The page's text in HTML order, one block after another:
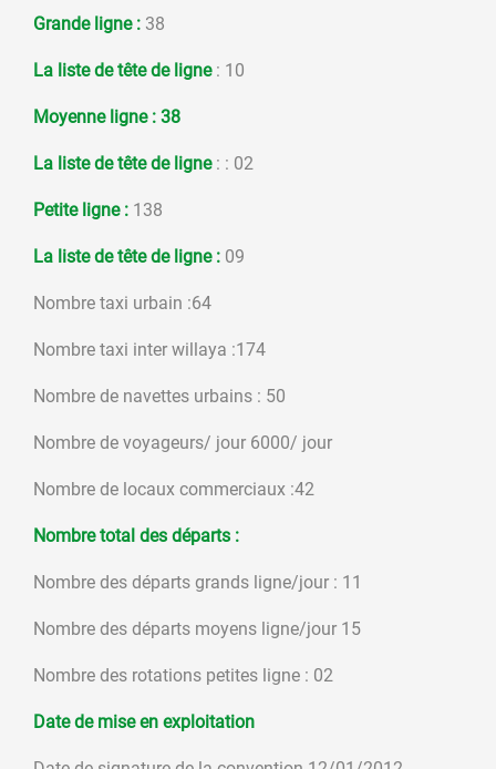
Grande ligne : 38
La liste de tête de ligne : 10
Moyenne ligne : 38
La liste de tête de ligne : : 02
Petite ligne : 138
La liste de tête de ligne : 09
Nombre taxi urbain :64
Nombre taxi inter willaya :174
Nombre de navettes urbains : 50
Nombre de voyageurs/ jour 6000/ jour
Nombre de locaux commerciaux :42
Nombre total des départs :
Nombre des départs grands ligne/jour : 11
Nombre des départs moyens ligne/jour 15
Nombre des rotations petites ligne : 02
Date de mise en exploitation